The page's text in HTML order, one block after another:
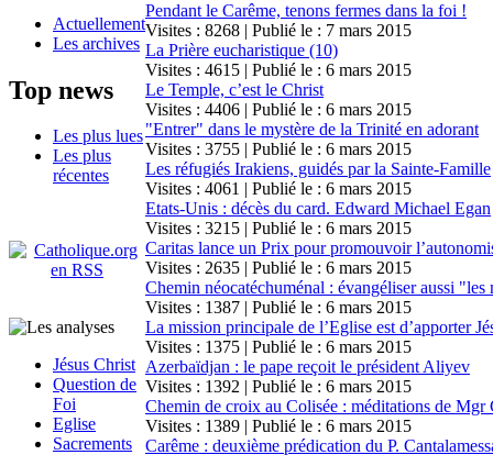
Actuellement
Les archives
Top news
Les plus lues
Les plus
récentes
Jésus Christ
Question de
Foi
Eglise
Sacrements
Pendant le Carême, tenons fermes dans la foi !
Visites : 8268 | Publié le : 7 mars 2015
La Prière eucharistique (10)
Visites : 4615 | Publié le : 6 mars 2015
Le Temple, c’est le Christ
Visites : 4406 | Publié le : 6 mars 2015
"Entrer" dans le mystère de la Trinité en adorant
Visites : 3755 | Publié le : 6 mars 2015
Les réfugiés Irakiens, guidés par la Sainte-Famille
Visites : 4061 | Publié le : 6 mars 2015
Etats-Unis : décès du card. Edward Michael Egan
Visites : 3215 | Publié le : 6 mars 2015
Caritas lance un Prix pour promouvoir
Visites : 2635 | Publié le : 6 mars 2015
Chemin néocatéchuménal : évangéliser aussi "les
Visites : 1387 | Publié le : 6 mars 2015
La mission principale de l’Eglise est d’apporter
Visites : 1375 | Publié le : 6 mars 2015
Azerbaïdjan : le pape reçoit le président Aliyev
Visites : 1392 | Publié le : 6 mars 2015
Chemin de croix au Colisée : méditations de Mgr
Visites : 1389 | Publié le : 6 mars 2015
Carême : deuxième prédication du P.